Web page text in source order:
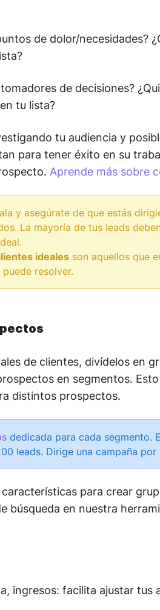
de dolor/necesidades?
de decisiones?
tu lista?
tu audiencia y
para tener éxito en su
Aprende más sobre
y asegúrate de que estás
La mayoría de tus leads
ideales son aquellos que
resolver.
de clientes, divídelos en
en segmentos.
distintos prospectos.
dedicada para cada segmento.
leads. Dirige una campaña por
para crear
búsqueda en nuestra
ingresos: facilita ajustar tus